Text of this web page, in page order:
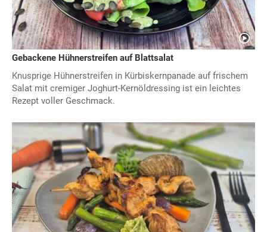
Gebackene Hühnerstreifen auf Blattsalat
Knusprige Hühnerstreifen in Kürbiskernpanade auf frischem
Salat mit cremiger Joghurt-Kernöldressing ist ein leichtes
Rezept voller Geschmack.